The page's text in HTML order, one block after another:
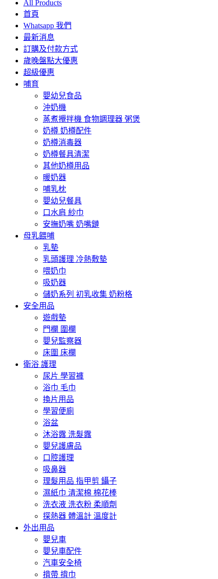
All Products
首頁
Whatsapp 我們
最新消息
訂購及付款方式
歲晚盤點大優惠
超級優惠
哺育
嬰幼兒食品
沖奶機
蒸煮攪拌機 食物調理器 粥煲
奶樽 奶樽配件
奶樽消毒器
奶樽餐具清潔
其他奶樽用品
暖奶器
哺乳枕
嬰幼兒餐具
口水肩 紗巾
安撫奶嘴 奶嘴鏈
母乳餵哺
乳墊
乳頭護理 冷熱敷墊
喂奶巾
吸奶器
儲奶系列 初乳收集 奶粉格
安全用品
遊戲墊
門欄 圍欄
嬰兒監察器
床圍 床欄
衛浴 護理
尿片 學習褲
浴巾 毛巾
換片用品
學習便廁
浴盆
沐浴露 洗髮露
嬰兒護膚品
口腔護理
吸鼻器
理髮用品 指甲剪 鑷子
濕紙巾 清潔棉 棉花棒
洗衣液 洗衣粉 柔順劑
探熱器 體溫計 溫度計
外出用品
嬰兒車
嬰兒車配件
汽車安全椅
揹帶 揹巾